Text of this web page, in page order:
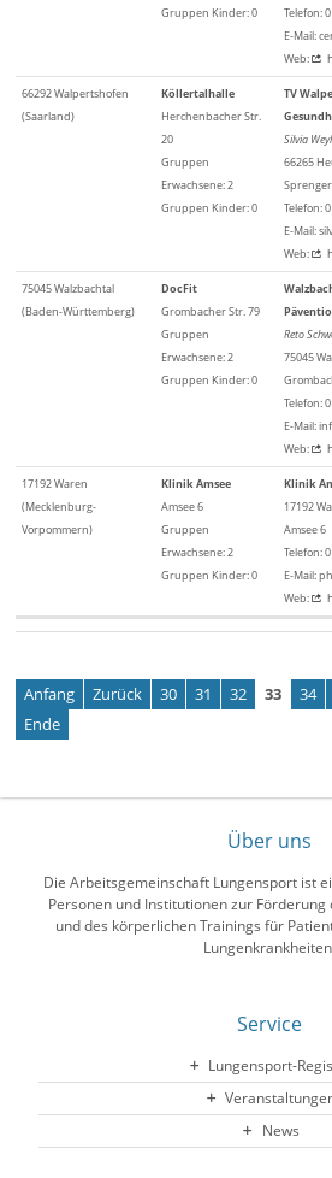
Gruppen Kinder: 0
Telefon:
E-Mail:
Web:
66292 Walpertshofen
(Saarland)
Köllertalhalle
Herchenbacher Str.
20
Gruppen
Erwachsene: 2
Gruppen Kinder: 0
TV
Silvia
66265
Telefon:
E-Mail:
Web:
75045 Walzbachtal
(Baden-Württemberg)
DocFit
Grombacher Str. 79
Gruppen
Erwachsene: 2
Gruppen Kinder: 0
Reto
75045
Telefon:
E-Mail:
Web:
17192 Waren
(Mecklenburg-
Vorpommern)
Klinik Amsee
Amsee 6
Gruppen
Erwachsene: 2
Gruppen Kinder: 0
Klinik
17192
Amsee 6
Telefon:
E-Mail:
Web:
Anfang Zurück 30 31 32 33 34
Ende
Über uns
Die Arbeitsgemeinschaft Lungensport ist
Personen und Institutionen zur
und des körperlichen Trainings für
Service
Lungensport-
News